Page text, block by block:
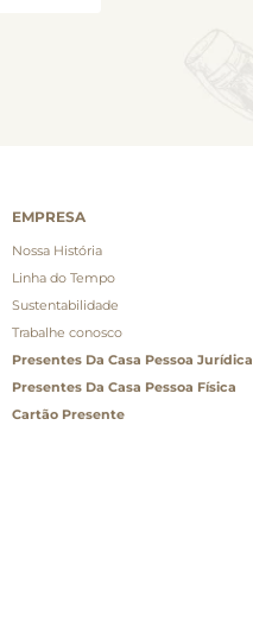
EMPRESA
Nossa História
Linha do Tempo
Sustentabilidade
Trabalhe conosco
Presentes Da Casa Pessoa Jurídica
Presentes Da Casa Pessoa Física
Cartão Presente